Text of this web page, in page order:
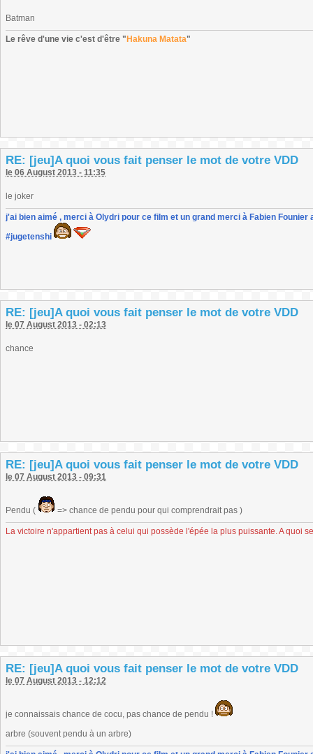
Batman
Le rêve d'une vie c'est d'être " Hakuna Matata"
RE: [jeu]A quoi vous fait penser le mot de votre VDD
le 06 August 2013 - 11:35
le joker
j'ai bien aimé , merci à Olydri pour ce film et un grand merci à Fabien
#jugetenshi
RE: [jeu]A quoi vous fait penser le mot de votre VDD
le 07 August 2013 - 02:13
chance
RE: [jeu]A quoi vous fait penser le mot de votre VDD
le 07 August 2013 - 09:31
Pendu ( => chance de pendu pour qui comprendrait pas )
La victoire n'appartient pas à celui qui possède l'épée la plus puissante. A quoi
RE: [jeu]A quoi vous fait penser le mot de votre VDD
le 07 August 2013 - 12:12
je connaissais chance de cocu, pas chance de pendu !
arbre (souvent pendu à un arbre)